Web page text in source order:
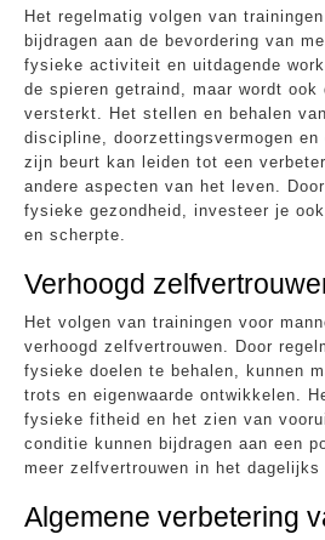
Het regelmatig volgen van
bijdragen aan de bevordering van
fysieke activiteit en uitdagende
de spieren getraind, maar wordt ook
versterkt. Het stellen en behalen
discipline, doorzettingsvermogen
zijn beurt kan leiden tot een
andere aspecten van het leven.
fysieke gezondheid, investeer je
en scherpte.
Verhoogd
Het volgen van trainingen voor
verhoogd zelfvertrouwen. Door
fysieke doelen te behalen, kunnen
trots en eigenwaarde ontwikkelen.
fysieke fitheid en het zien van
conditie kunnen bijdragen aan een
meer zelfvertrouwen in het dagelijks
Algemene verbetering